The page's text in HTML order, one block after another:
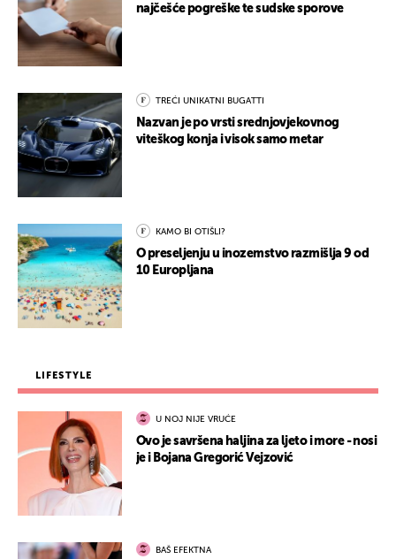
najčešće pogreške te sudske sporove
TREĆI UNIKATNI BUGATTI
Nazvan je po vrsti srednjovjekovnog
viteškog konja i visok samo metar
KAMO BI OTIŠLI?
O preseljenju u inozemstvo razmišlja 9 od
10 Europljana
LIFESTYLE
U NOJ NIJE VRUĆE
Ovo je savršena haljina za ljeto i more - nosi
je i Bojana Gregorić Vejzović
BAŠ EFEKTNA